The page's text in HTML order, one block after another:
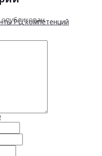
РЦ компетенций